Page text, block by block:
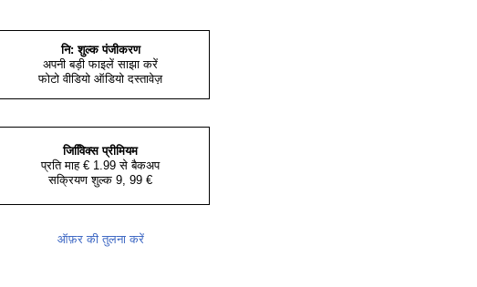
नि: शुल्क पंजीकरण
अपनी बड़ी फाइलें साझा करें
फोटो वीडियो ऑडियो दस्तावेज़
जिवििक्स प्रीमियम
प्रति माह € 1.99 से बैकअप
सक्रियण शुल्क 9, 99 €
ऑफ़र की तुलना करें